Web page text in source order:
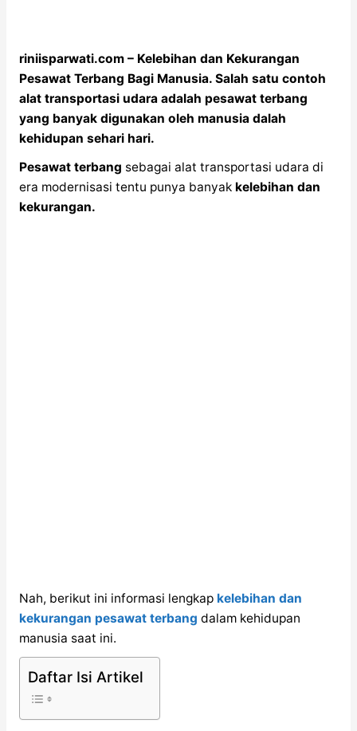
riniisparwati.com – Kelebihan dan Kekurangan
Pesawat Terbang Bagi Manusia. Salah satu contoh
alat transportasi udara adalah pesawat terbang
yang banyak digunakan oleh manusia dalah
kehidupan sehari hari.
Pesawat terbang sebagai alat transportasi udara di
era modernisasi tentu punya banyak kelebihan dan
kekurangan.
Nah, berikut ini informasi lengkap kelebihan dan
kekurangan pesawat terbang dalam kehidupan
manusia saat ini.
Daftar Isi Artikel